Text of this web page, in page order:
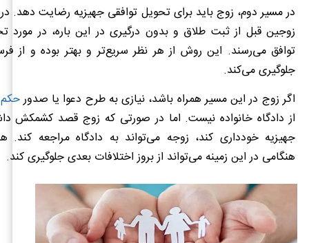
در مسیر دوم، زوج باید برای تحویل توافقی جهیزیه رضایت دهد.
زوجین قبل از ثبت طلاق و بدون درگیری در این باره، در مورد
توافق می‌رسند. این روش از هر نظر سریع‌تر و بهتر بوده و از
جلوگیری می‌کند.
اگر زوج در این مسیر همراه باشد، نیازی به طرح دعوا یا صدورحکم
از دادگاه خانواده نیست. اما در صورتی که زوج قصد کشمکش
جهیزیه خودداری کند، زوجه می‌تواند به دادگاه مراجعه کند.
هنگامی در این زمینه می‌تواند از بروز اختلافات بعدی جلوگیری کند.